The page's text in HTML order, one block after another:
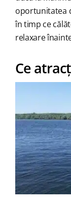
oportunitatea
în timp ce
relaxare
Ce